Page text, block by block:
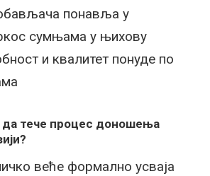
понавља у
сумњама у њихову
и квалитет понуде по
да тече процес доношења
веће формално усваја